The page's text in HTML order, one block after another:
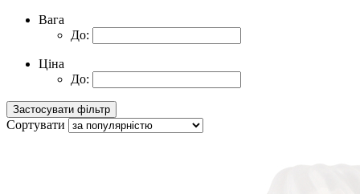
Вага
До:
Ціна
До:
Сортувати